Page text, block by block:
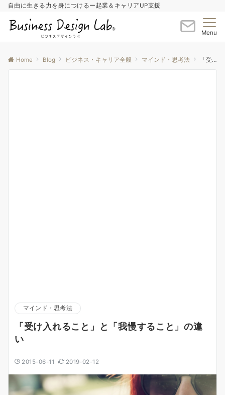
自由に生きる力を身につけるー起業＆キャリアUP支援
Menu
Home Blog ビジネス・キャリア全般 マインド・思考法 「受け入れること」と「我慢すること」の違い
マインド・思考法
「受け入れること」と「我慢すること」の違
い
2015-06-11 2019-02-12